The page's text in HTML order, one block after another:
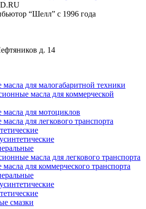
“Шелл” с 1996 года
д. 14
для малогабаритной техники
масла для коммерческой
для мотоциклов
для легкового транспорта
масла для легкового транспорта
для коммерческого транспорта
смазки